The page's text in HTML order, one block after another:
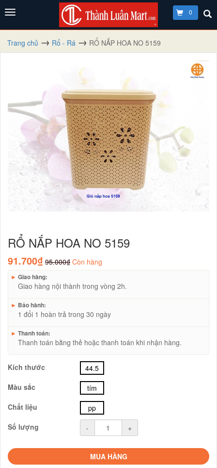
0
Trang chủ Rổ - Rá RỔ NẮP HOA NO 5159
RỔ NẮP HOA NO 5159
91.700₫ 95.000₫ Còn hàng
► Giao hàng:
Giao hàng nội thành trong vòng 2h.
► Bảo hành:
1 đổi 1 hoàn trả trong 30 ngày
► Thanh toán:
Thanh toán bằng thẻ hoặc thanh toán khi nhận hàng.
Kích thước
44.5
Màu sắc
tím
Chất liệu
pp
Số lượng
- +
MUA HÀNG